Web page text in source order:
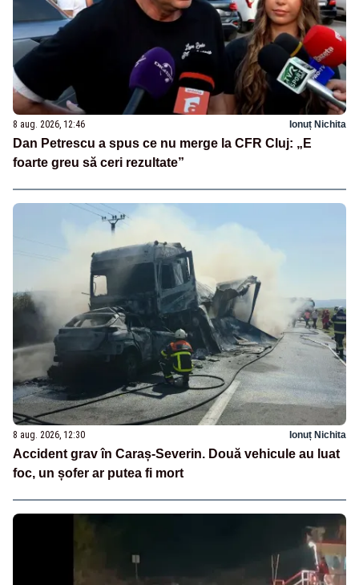
8 aug. 2026, 12:46 Ionuț Nichita
Dan Petrescu a spus ce nu merge la CFR Cluj: „E
foarte greu să ceri rezultate”
8 aug. 2026, 12:30 Ionuț Nichita
Accident grav în Caraș-Severin. Două vehicule au luat
foc, un șofer ar putea fi mort